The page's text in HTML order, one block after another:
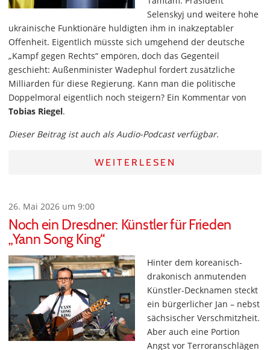
Selenskyj und weitere hohe
ukrainische Funktionäre huldigten ihm in inakzeptabler
Offenheit. Eigentlich müsste sich umgehend der deutsche
„Kampf gegen Rechts“ empören, doch das Gegenteil
geschieht: Außenminister Wadephul fordert zusätzliche
Milliarden für diese Regierung. Kann man die politische
Doppelmoral eigentlich noch steigern? Ein Kommentar von
Tobias Riegel.
Dieser Beitrag ist auch als Audio-Podcast verfügbar.
WEITERLESEN
26. Mai 2026 um 9:00
Noch ein Dresdner: Künstler für Frieden
„Yann Song King“
Hinter dem koreanisch-
drakonisch anmutenden
Künstler-Decknamen steckt
ein bürgerlicher Jan – nebst
sächsischer Verschmitzheit.
Aber auch eine Portion
Angst vor Terroranschlägen